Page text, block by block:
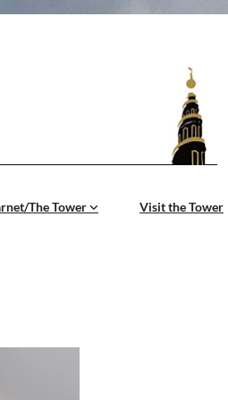
The Tower Visit the Tower